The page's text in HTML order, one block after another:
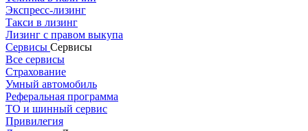
Экспресс-лизинг
Такси в лизинг
Лизинг с правом выкупа
Сервисы Сервисы
Все сервисы
Страхование
Умный автомобиль
Реферальная программа
ТО и шинный сервис
Привилегия